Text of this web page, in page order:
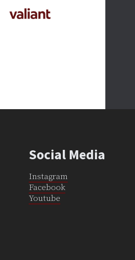
Social Media
Instagram
Facebook
Youtube